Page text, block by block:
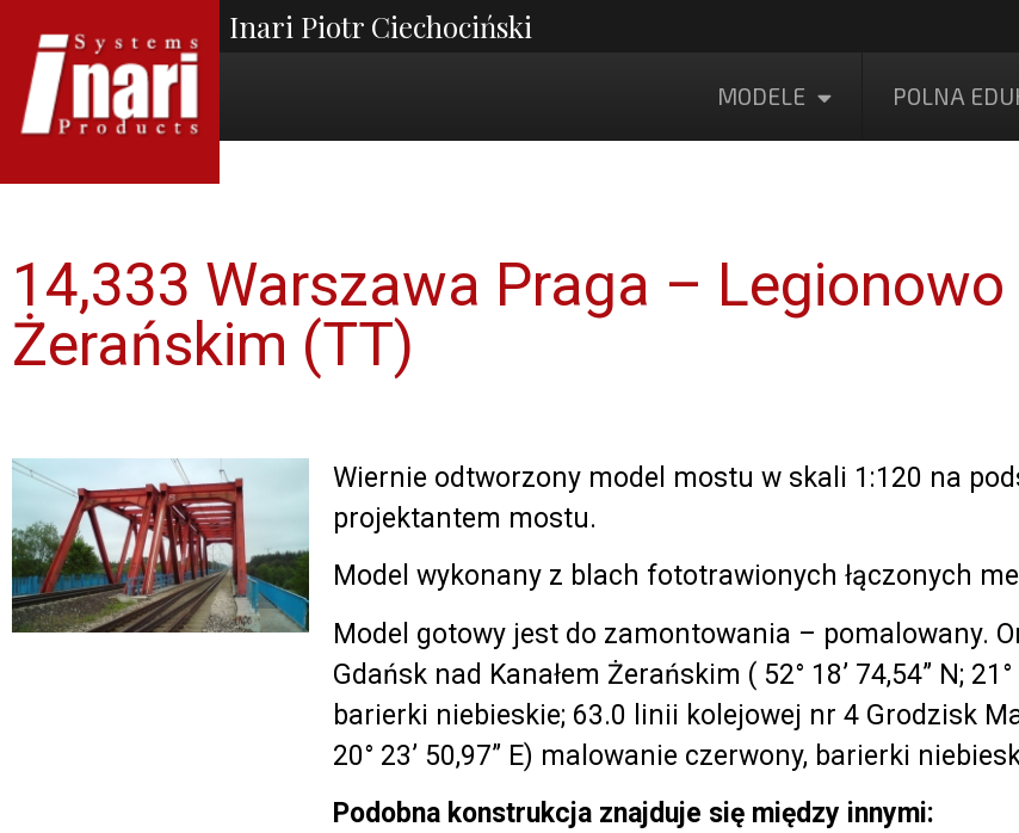
Inari Piotr Ciechociński
MODELE POLNA
14,333 Warszawa Praga – Legionowo
Żerańskim (TT)
Wiernie odtworzony model mostu w skali 1:120 na
projektantem mostu.
Model wykonany z blach fototrawionych łączonych
Model gotowy jest do zamontowania – pomalowany.
Gdańsk nad Kanałem Żerańskim ( 52° 18’ 74,54” N;
barierki niebieskie; 63.0 linii kolejowej nr 4 Grodzisk
20° 23’ 50,97” E) malowanie czerwony, barierki
Podobna konstrukcja znajduje się między innymi: